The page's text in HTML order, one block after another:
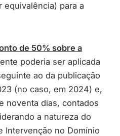
equivalência) para a
de 50% sobre a
poderia ser aplicada
ao da publicação
(no caso, em 2024) e,
noventa dias, contados
a natureza do
Intervenção no Domínio